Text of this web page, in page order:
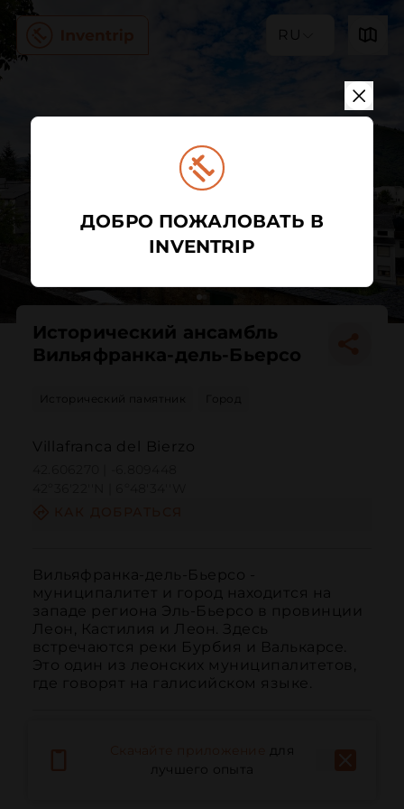
RU
Исторический ансамбль
Вильяфранка-дель-Бьерсо
Исторический памятник Город
Villafranca del Bierzo
Вильяфранка-дель-Бьерсо -
муниципалитет и город находится на
западе региона Эль-Бьерсо в провинции
Леон, Кастилия и Леон. Здесь
встречаются реки Бурбия и Валькарсе.
Это один из леонских муниципалитетов,
где говорят на галисийском языке.
для
лучшего опыта
ДОБРО ПОЖАЛОВАТЬ В
INVENTRIP